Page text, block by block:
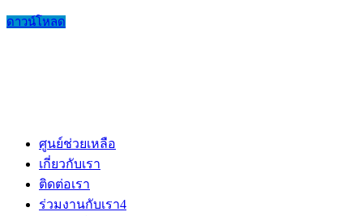
ดาวน์โหลด
ศูนย์ช่วยเหลือ
เกี่ยวกับเรา
ติดต่อเรา
ร่วมงานกับเรา4